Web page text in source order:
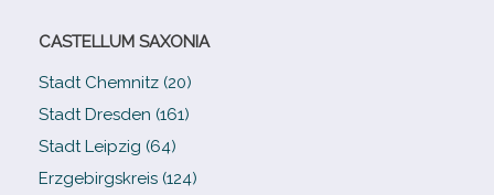
CASTELLUM SAXONIA
Stadt Chemnitz (20)
Stadt Dresden (161)
Stadt Leipzig (64)
Erzgebirgskreis (124)